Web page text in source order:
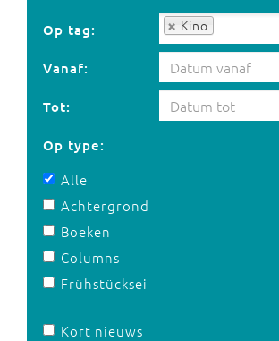
Op tag: Kino
Op tag:
Vanaf:
Tot:
Op type:
Alle
Achtergrond
Boeken
Columns
Frühstücksei
Kort nieuws